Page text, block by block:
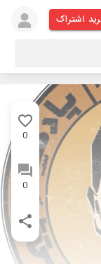
اشتراک
0
0